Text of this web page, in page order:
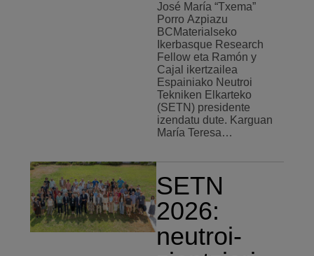
José María “Txema”
Porro Azpiazu
BCMaterialseko
Ikerbasque Research
Fellow eta Ramón y
Cajal ikertzailea
Espainiako Neutroi
Tekniken Elkarteko
(SETN) presidente
izendatu dute. Karguan
María Teresa…
SETN
2026:
neutroi-